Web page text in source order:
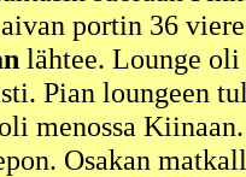
portin 36
lähtee. Lounge
Pian loungeen
menossa
Osakan